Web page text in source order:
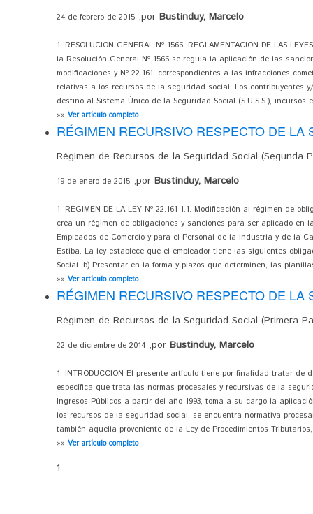
24 de febrero de 2015 ,por Bustinduy, Marcelo
1. RESOLUCIÓN GENERAL Nº 1566. REGLAMENTACIÓN DE LAS
la Resolución General Nº 1566 se regula la aplicación de las
modificaciones y Nº 22.161, correspondientes a las infracciones
relativas a los recursos de la seguridad social. Los contribuyentes
destino al Sistema Único de la Seguridad Social (S.U.S.S.),
»» Ver artículo completo
RÉGIMEN RECURSIVO RESPECTO DE LA
Régimen de Recursos de la Seguridad Social (Segunda
19 de enero de 2015 ,por Bustinduy, Marcelo
1. RÉGIMEN DE LA LEY Nº 22.161 1.1. Modificación al régimen de
crea un régimen de obligaciones y sanciones para ser aplicado en
Empleados de Comercio y para el Personal de la Industria y de la
Estiba. La ley establece que el empleador tiene las siguientes
Social. b) Presentar en la forma y plazos que determinen, las
»» Ver artículo completo
RÉGIMEN RECURSIVO RESPECTO DE LA
Régimen de Recursos de la Seguridad Social (Primera
22 de diciembre de 2014 ,por Bustinduy, Marcelo
1. INTRODUCCIÓN El presente artículo tiene por finalidad tratar
específica que trata las normas procesales y recursivas de la
Ingresos Públicos a partir del año 1993, toma a su cargo la
los recursos de la seguridad social, se encuentra normativa
también aquella proveniente de la Ley de Procedimientos
»» Ver artículo completo
1